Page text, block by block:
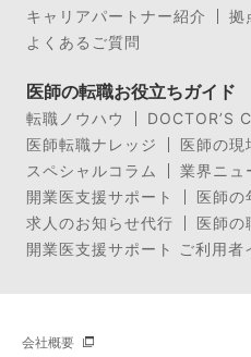
キャリアパートナー紹介
拠
よくあるご質問
医師の転職お役立ちガイド
転職ノウハウ
DOCTOR’S
医師転職ナレッジ
医師の現
スペシャルコラム
業界ニュ
開業医支援サポート
医師の
求人のお知らせ代行
医師の
開業医支援サポート ご利用者
会社概要